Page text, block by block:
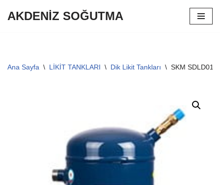
AKDENİZ SOĞUTMA
Ana Sayfa \ LİKİT TANKLARI \ Dik Likit Tankları \ SKM SDLD01